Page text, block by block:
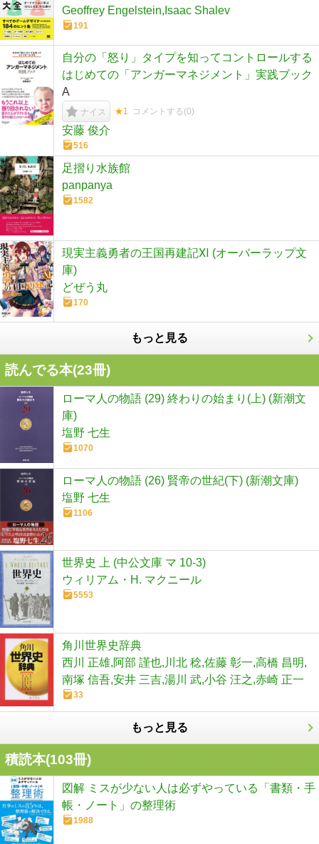
Geoffrey Engelstein,Isaac Shalev
191
自分の「怒り」タイプを知ってコントロールする
はじめての「アンガーマネジメント」実践ブック
A
ナイス ★1 コメントする(0)
安藤 俊介
516
足摺り水族館
panpanya
1582
現実主義勇者の王国再建記Ⅺ (オーバーラップ文
庫)
どぜう丸
170
もっと見る
読んでる本(23冊)
ローマ人の物語 (29) 終わりの始まり(上) (新潮文
庫)
塩野 七生
1070
ローマ人の物語 (26) 賢帝の世紀(下) (新潮文庫)
塩野 七生
1106
世界史 上 (中公文庫 マ 10-3)
ウィリアム・H. マクニール
5553
角川世界史辞典
西川 正雄,阿部 謹也,川北 稔,佐藤 彰一,高橋 昌明,
南塚 信吾,安井 三吉,湯川 武,小谷 汪之,赤崎 正一
33
もっと見る
積読本(103冊)
図解 ミスが少ない人は必ずやっている「書類・手
帳・ノート」の整理術
1988